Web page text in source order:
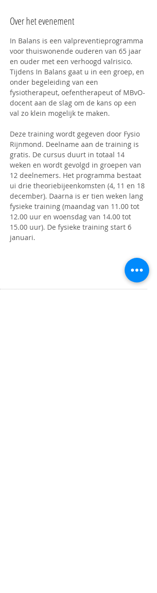
Over het evenement
In Balans is een valpreventieprogramma
voor thuiswonende ouderen van 65 jaar
en ouder met een verhoogd valrisico.
Tijdens In Balans gaat u in een groep, en
onder begeleiding van een
fysiotherapeut, oefentherapeut of MBvO-
docent aan de slag om de kans op een
val zo klein mogelijk te maken.
Deze training wordt gegeven door Fysio
Rijnmond. Deelname aan de training is
gratis. De cursus duurt in totaal 14
weken en wordt gevolgd in groepen van
12 deelnemers. Het programma bestaat
ui drie theoriebijeenkomsten (4, 11 en 18
december). Daarna is er tien weken lang
fysieke training (maandag van 11.00 tot
12.00 uur en woensdag van 14.00 tot
15.00 uur). De fysieke training start 6
januari.